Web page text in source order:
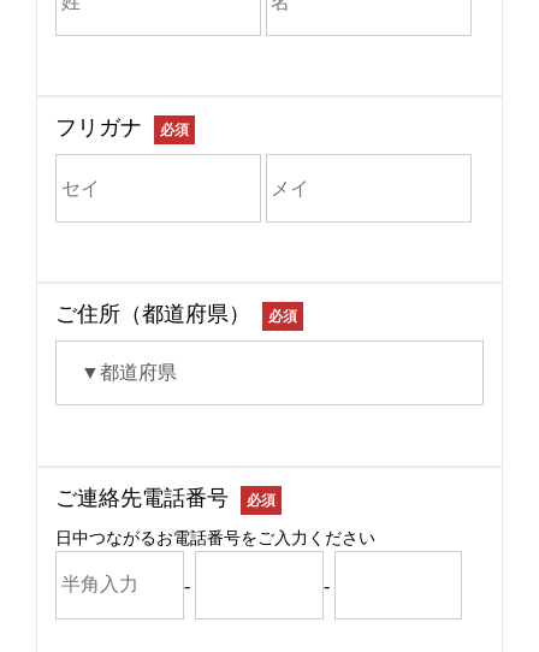
フリガナ 必須
ご住所（都道府県） 必須
ご連絡先電話番号 必須
日中つながるお電話番号をご入力ください
- -